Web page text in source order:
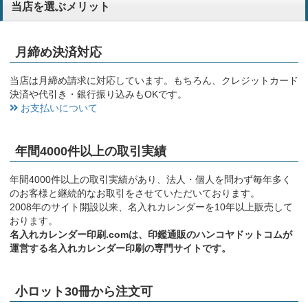
当店を選ぶメリット
月締め決済対応
当店は月締め請求に対応しています。もちろん、クレジットカード
決済や代引き・銀行振り込みもOKです。
お支払いについて
年間4000件以上の取引実績
年間4000件以上の取引実績があり、法人・個人を問わず毎年多く
のお客様と継続的なお取引をさせていただいております。
2008年のサイト開設以来、名入れカレンダーを10年以上販売して
おります。
名入れカレンダー印刷.comは、印鑑通販のハンコヤドットコムが
運営する名入れカレンダー印刷の専門サイトです。
小ロット30冊から注文可